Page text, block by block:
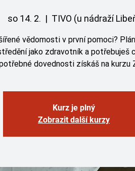
so 14. 2.
  |
TIVO (u nádraží
vědomosti v první pomoci?
jako zdravotník a potřebuješ
dovednosti získáš na kurzu
Kurz je plný
Zobrazit další kurzy